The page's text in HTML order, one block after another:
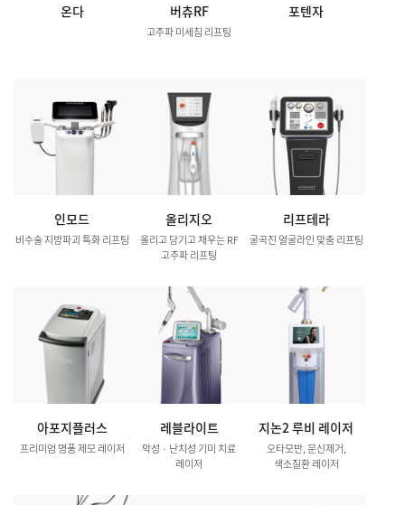
온다 버츄RF
고주파 미세침 리프팅
포텐자
인모드
비수술 지방파괴 특화 리프팅
올리지오
올리고 당기고 채우는 RF
고주파 리프팅
리프테라
굴곡진 얼굴라인 맞춤 리프팅
아포지플러스
프리미엄 명품 제모 레이저
레블라이트
악성 · 난치성 기미 치료
레이저
지논2 루비 레이저
오타모반, 문신제거,
색소질환 레이저